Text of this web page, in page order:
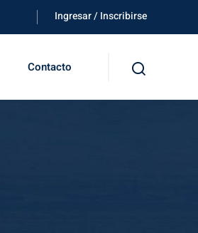
Ingresar / Inscribirse
Contacto